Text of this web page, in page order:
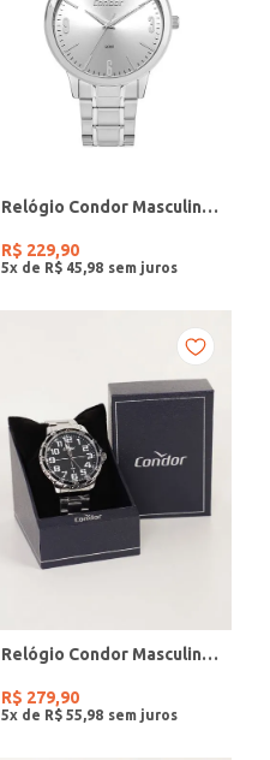
Relógio Condor Masculino PRATA
R$ 229,90
5x de R$ 45 98
Relógio Condor Masculino PRATA
R$ 279,90
5x de R$ 55 98